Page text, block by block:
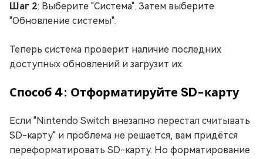
Шаг 2: Выберите "Система". Затем выберите
"Обновление системы".
Теперь система проверит наличие последних
доступных обновлений и загрузит их.
Способ 4: Отформатируйте SD-карту
Если "Nintendo Switch внезапно перестал считывать
SD-карту" и проблема не решается, вам придётся
переформатировать SD-карту. Но форматирование